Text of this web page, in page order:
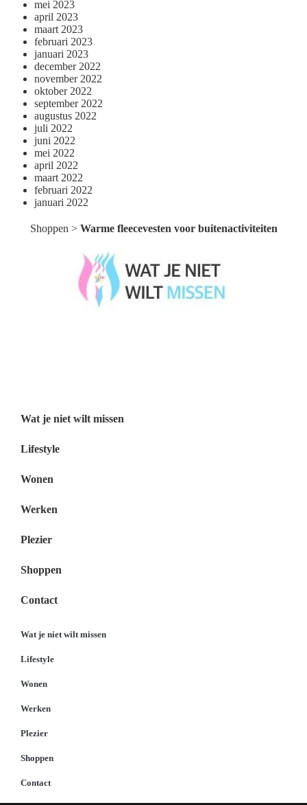
mei 2023
april 2023
maart 2023
februari 2023
januari 2023
december 2022
november 2022
oktober 2022
september 2022
augustus 2022
juli 2022
juni 2022
mei 2022
april 2022
maart 2022
februari 2022
januari 2022
Shoppen > Warme fleecevesten voor buitenactiviteiten
Wat je niet wilt missen
Lifestyle
Wonen
Werken
Plezier
Shoppen
Contact
Wat je niet wilt missen
Lifestyle
Wonen
Werken
Plezier
Shoppen
Contact